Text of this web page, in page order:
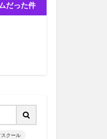
だった件
スクール